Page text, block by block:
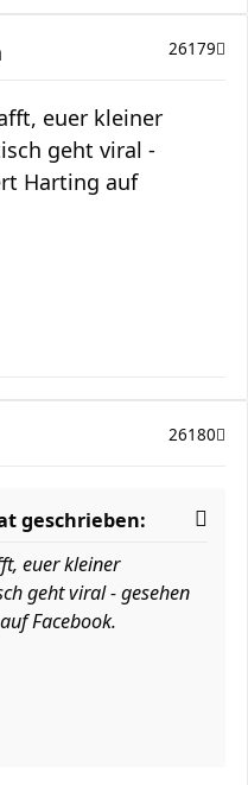
26179
euer kleiner
geht viral -
Harting auf
26180
geschrieben:
euer kleiner
geht viral - gesehen
Facebook.